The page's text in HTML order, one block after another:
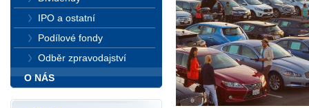
IPO a ostatní
Podílové fondy
Odběr zpravodajství
O NÁS